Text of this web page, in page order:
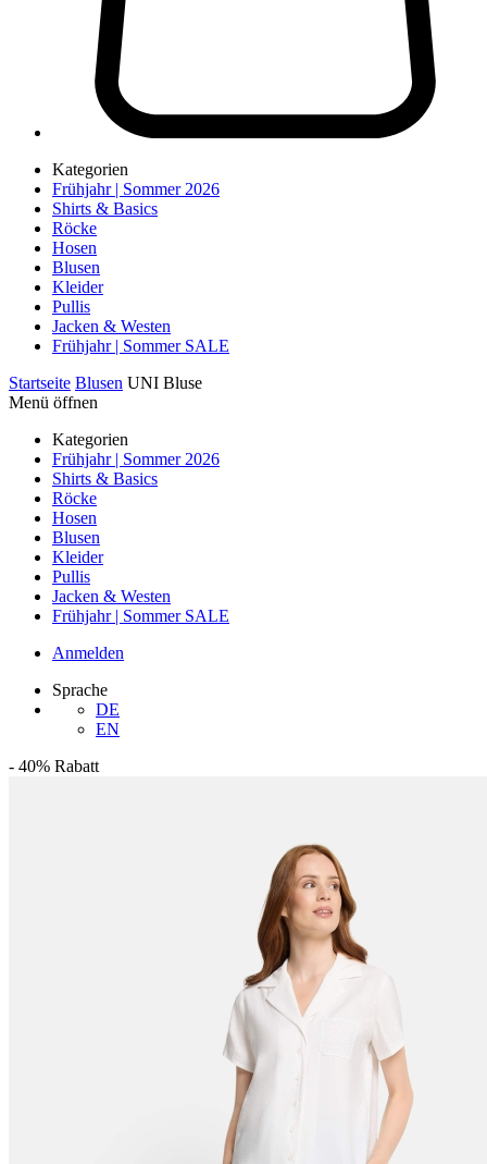
Kategorien
Frühjahr | Sommer 2026
Shirts & Basics
Röcke
Hosen
Blusen
Kleider
Pullis
Jacken & Westen
Frühjahr | Sommer SALE
Startseite Blusen UNI Bluse
Menü öffnen
Kategorien
Frühjahr | Sommer 2026
Shirts & Basics
Röcke
Hosen
Blusen
Kleider
Pullis
Jacken & Westen
Frühjahr | Sommer SALE
Anmelden
Sprache
DE
EN
- 40% Rabatt